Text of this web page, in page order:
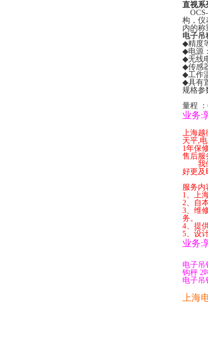
直视系
构，仪
内的称
电子吊
◆精度
◆电源：
◆无线
◆传感
◆工作
◆具有
规格参
量程
：
业务:
上海
天平,
1年保修
售后服
我们
好更及
服务内
1
、上
2 、自
3 、维
务。
4 、提
5 、设
业务:
电子吊
钩秤 2
电子吊
上海